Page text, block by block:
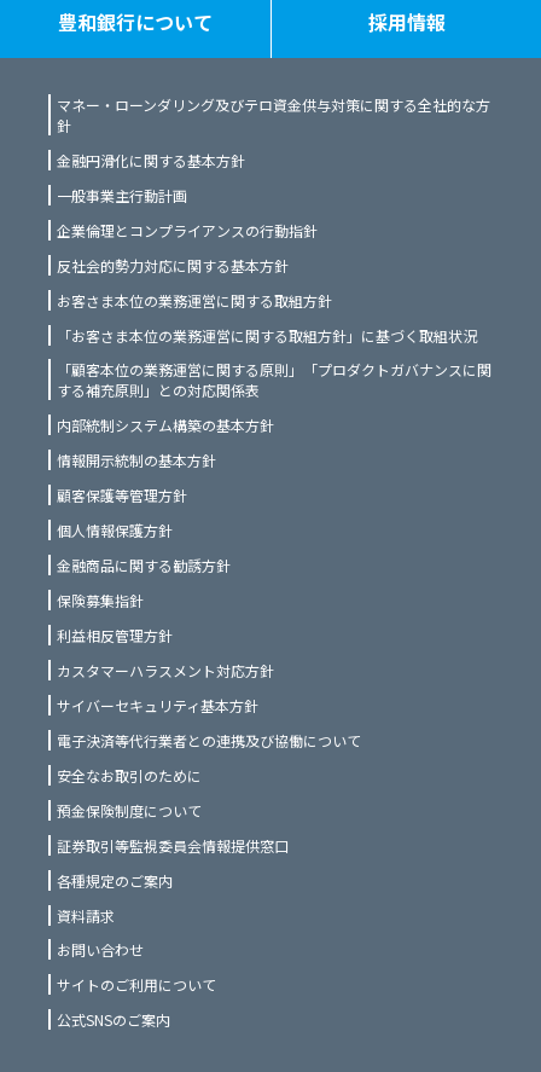
豊和銀行について 採用情報
マネー・ローンダリング及びテロ資金供与対策に関する全社的な方
針
金融円滑化に関する基本方針
一般事業主行動計画
企業倫理とコンプライアンスの行動指針
反社会的勢力対応に関する基本方針
お客さま本位の業務運営に関する取組方針
「お客さま本位の業務運営に関する取組方針」に基づく取組状況
「顧客本位の業務運営に関する原則」「プロダクトガバナンスに関
する補充原則」との対応関係表
内部統制システム構築の基本方針
情報開示統制の基本方針
顧客保護等管理方針
個人情報保護方針
金融商品に関する勧誘方針
保険募集指針
利益相反管理方針
カスタマーハラスメント対応方針
サイバーセキュリティ基本方針
電子決済等代行業者との連携及び協働について
安全なお取引のために
預金保険制度について
証券取引等監視委員会情報提供窓口
各種規定のご案内
資料請求
お問い合わせ
サイトのご利用について
公式SNSのご案内